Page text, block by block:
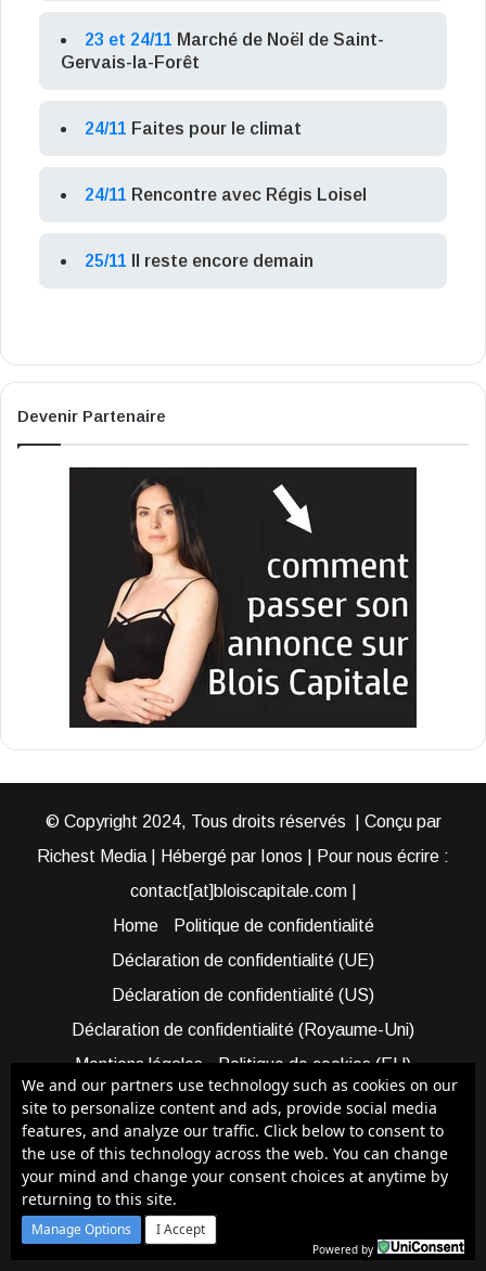
23 et 24/11 Marché de Noël de Saint-
Gervais-la-Forêt
24/11 Faites pour le climat
24/11 Rencontre avec Régis Loisel
25/11 Il reste encore demain
Devenir Partenaire
© Copyright 2024, Tous droits réservés | Conçu par
Richest Media | Hébergé par Ionos | Pour nous écrire :
contact[at]bloiscapitale.com |
Home
Politique de confidentialité
Déclaration de confidentialité (UE)
Déclaration de confidentialité (US)
Déclaration de confidentialité (Royaume-Uni)
Mentions légales
Politique de cookies (EU)
Cookie Policy (AUS)
Cookie Policy (US)
Qui sommes-nous ?
Participer à Blois Capitale
Bénéficier d’une assistance
Facebook
X
We and our partners use technology such as cookies on our
site to personalize content and ads, provide social media
features, and analyze our traffic. Click below to consent to
the use of this technology across the web. You can change
your mind and change your consent choices at anytime by
returning to this site.
Manage Options I Accept
Powered by